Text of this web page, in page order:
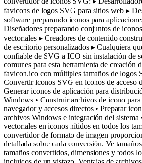
favicons de logos SVG para sitios web ▸
software preparando iconos para
Diseñadores preparando conjuntos de
vectoriales ▸ Creadores de contenido
de escritorio personalizados ▸ Cualquiera
confiable de SVG a ICO sin instalación de
comunes para esta herramienta de creación
favicon.ico con múltiples tamaños de logos
Convertir iconos SVG en iconos de acceso
Generar iconos de aplicación para
Windows • Construir archivos de icono para
navegador y accesos directos • Preparar
archivos Windows e integración del sistema
vectoriales en iconos nítidos en todos los
convertidor de formato de imagen
detallada sobre cada conversión. Ve
tamaños convertidos, dimensiones y todos
incluidos de un vistazo. Ventajas de